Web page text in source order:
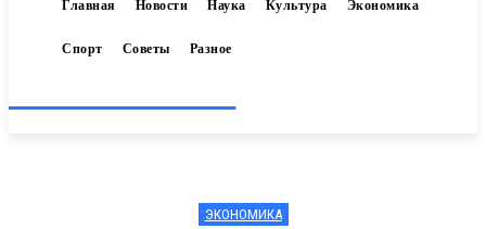
Главная Новости Наука Культура Экономика
Спорт Советы Разное
ЭКОНОМИКА